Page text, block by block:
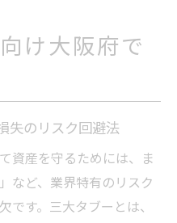
取引に備えるには
ーを正しく理解する
すい三大リスクの例
実践的な不動産知識
めの判断基準と対策
け大阪府で
失のリスク回避法
資産を守るためには、ま
など、業界特有のリスク
です。三大タブーとは、